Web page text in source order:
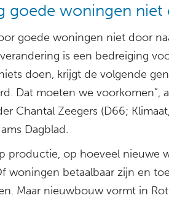
goede woningen niet
goede woningen niet door
is een bedreiging
doen, krijgt de volgende
Dat moeten we voorkomen”,
Chantal Zeegers (D66;
Dagblad.
productie, op hoeveel nieuwe
woningen betaalbaar zijn en
Maar nieuwbouw vormt in